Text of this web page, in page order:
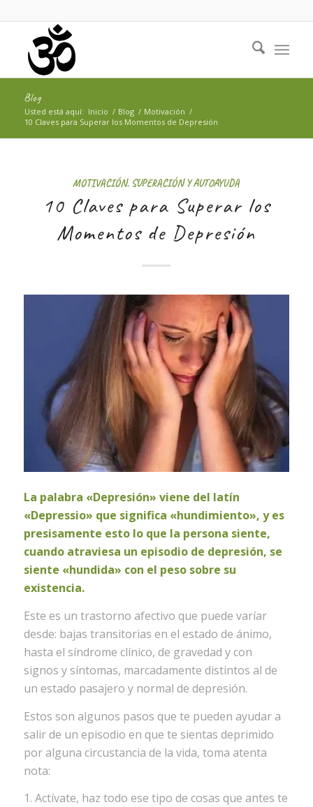
Blog
Usted está aquí: Inicio / Blog / Motivación /
10 Claves para Superar los Momentos de Depresión
MOTIVACIÓN, SUPERACIÓN Y AUTOAYUDA
10 Claves para Superar los
Momentos de Depresión
La palabra «Depresión» viene del latín
«Depressio» que significa «hundimiento», y es
presisamente esto lo que la persona siente,
cuando atraviesa un episodio de depresión, se
siente «hundida» con el peso sobre su
existencia.
Este es un trastorno afectivo que puede varíar
desde: bajas transitorias en el estado de ánimo,
hasta el síndrome clínico, de gravedad y con
signos y síntomas, marcadamente distintos al de
un estado pasajero y normal de depresión.
Estos son algunos pasos que te pueden ayudar a
salir de un episodio en que te sientas deprimido
por alguna circustancia de la vida, toma atenta
nota:
1. Actívate, haz todo ese tipo de cosas que antes te